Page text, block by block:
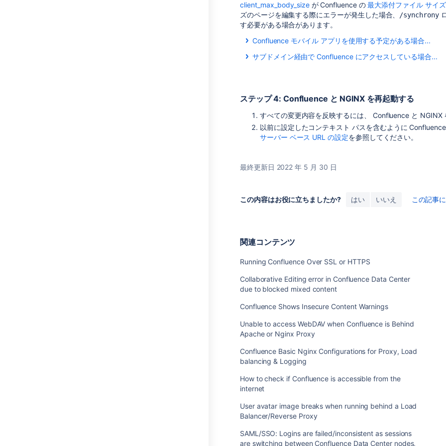
client_max_body_sizeが Confluence の最大添付ファイル サイズ
ズのページを編集する際にエラーが発生した場合
/synchrony
す必要がある場合があります。
Confluence モバイル アプリを使用する予定がある場合...
ている場合は、上記の例のように、nginx 設定に次の行を追
proxy_pass   http://localhost:8090/
}
サブドメイン経由で Confluence にアクセスしている場合...
    listen confluence.example.com:80;
    server_name confluence.example.com;
    listen 443 default ssl;
ssl_certificate     /usr/local/etc/nginx/
    ssl_session_timeout  5m;
     ssl_protocols TLSv1 TLSv1.1 TLSv1.2;
ssl_ciphers 'ECDHE-ECDSA-CHACHA20-
AES256-SHA384:ECDHE-RSA-AES128-SHA:ECDHE-
RSA-DES-CBC3-SHA:EDH-RSA-DES-CBC3-SHA:AES128-
SHA384:AES128-SHA256:AES256-SHA256:AES128-
SHA:!DSS';
    location / {
        client_max_body_size 100m;
proxy_set_header X-Forwarded-Host
proxy_set_header X-Forwarded-Server
proxy_set_header X-Forwarded-For
    }
    location /synchrony {
proxy_set_header X-Forwarded-Host
proxy_set_header X-Forwarded-Server
proxy_pass http://localhost:8091/
ステップ 4: Confluence と NGINX を再起動する
すべての変更内容を反映するには、 Confluence と
以前に設定したコンテキスト パスを含むように
サーバー ベース URL の設定を参照してください。
最終更新日 2022 年 5 月 30 日
この内容はお役に立ちましたか? はい いいえ この記事
関連コンテンツ
Running Confluence Over SSL or HTTPS
Collaborative Editing error in Confluence Data Center
due to blocked mixed content
Confluence Shows Insecure Content Warnings
Unable to access WebDAV when Confluence is Behind
Apache or Nginx Proxy
Confluence Basic Nginx Configurations for Proxy, Load
balancing & Logging
How to check if Confluence is accessible from the
internet
User avatar image breaks when running behind a Load
Balancer/Reverse Proxy
SAML/SSO: Logins are failed/inconsistent as sessions
are switching between Confluence Data Center nodes,